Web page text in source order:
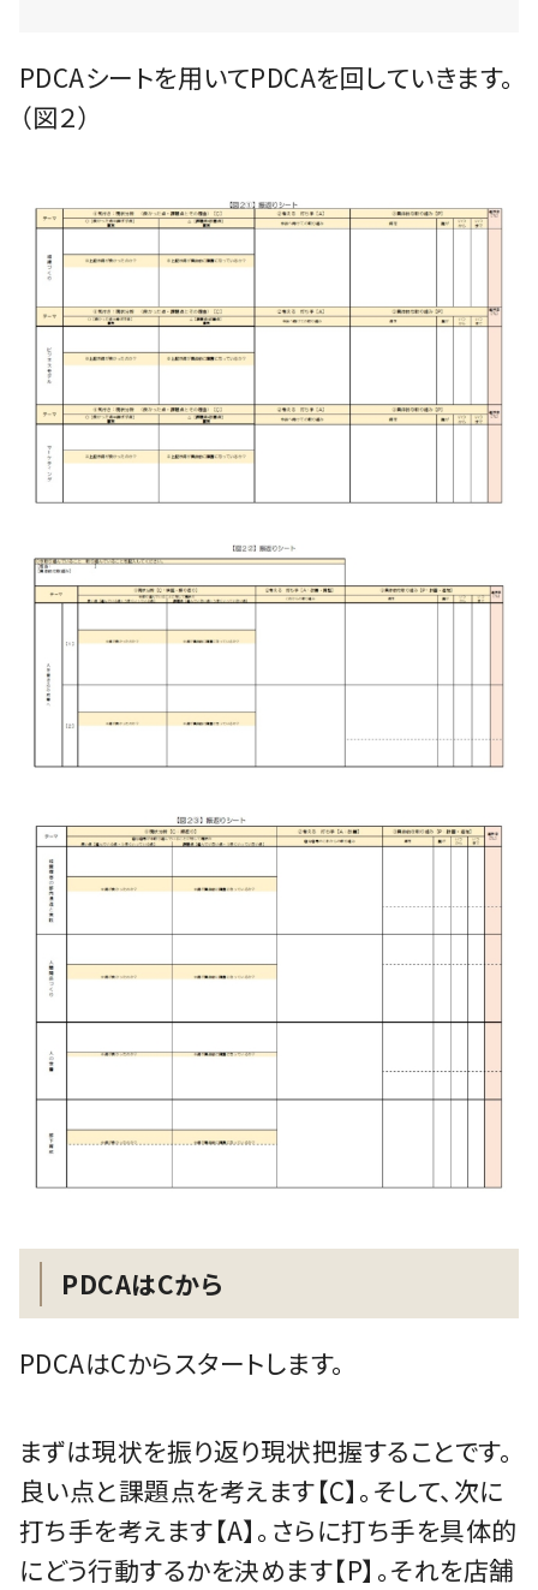
PDCAシートを用いてPDCAを回していきます。
（図２）
PDCAはCから
PDCAはCからスタートします。
まずは現状を振り返り現状把握することです。
良い点と課題点を考えます【C】。そして、次に
打ち手を考えます【A】。さらに打ち手を具体的
にどう行動するかを決めます【P】。それを店舗